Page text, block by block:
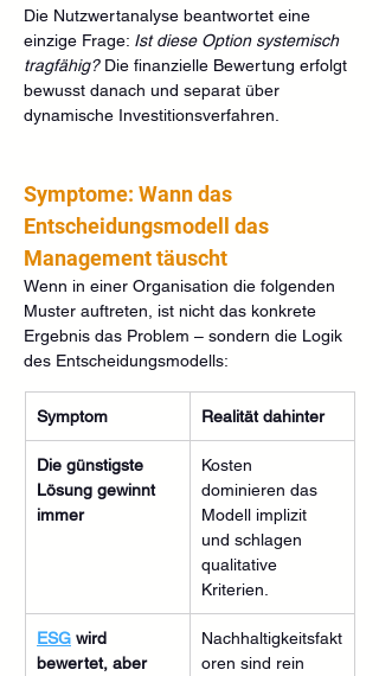
Die Nutzwertanalyse beantwortet eine
einzige Frage: Ist diese Option systemisch
tragfähig? Die finanzielle Bewertung erfolgt
bewusst danach und separat über
dynamische Investitionsverfahren.
Symptome: Wann das
Entscheidungsmodell das
Management täuscht
Wenn in einer Organisation die folgenden
Muster auftreten, ist nicht das konkrete
Ergebnis das Problem – sondern die Logik
des Entscheidungsmodells:
Symptom Realität dahinter
Die günstigste
Lösung gewinnt
immer
Kosten
dominieren das
Modell implizit
und schlagen
qualitative
Kriterien.
ESG wird
bewertet, aber
Nachhaltigkeitsfakt
oren sind rein